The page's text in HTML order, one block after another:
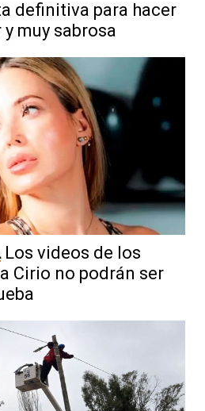
definitiva para hacer
muy sabrosa
Los videos de los
Cirio no podrán ser